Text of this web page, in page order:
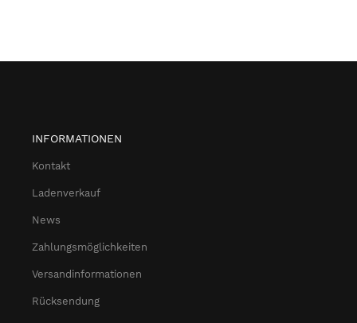
INFORMATIONEN
Kontakt
Ladenverkauf
News
Zahlungsmöglichkeiten
Versandinformationen
Rücksendung